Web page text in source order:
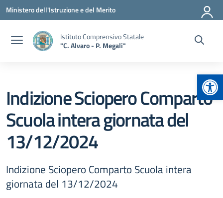
Vai ai contenuti
Vai al menu di navigazione
Vai al footer
Ministero dell'Istruzione e del Merito
Istituto Comprensivo Statale
"C. Alvaro - P. Megali"
Indizione Sciopero Comparto
Scuola intera giornata del
13/12/2024
Indizione Sciopero Comparto Scuola intera
giornata del 13/12/2024